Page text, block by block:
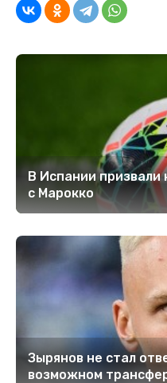
В Испании призвали
с Марокко
Зырянов не стал
возможном